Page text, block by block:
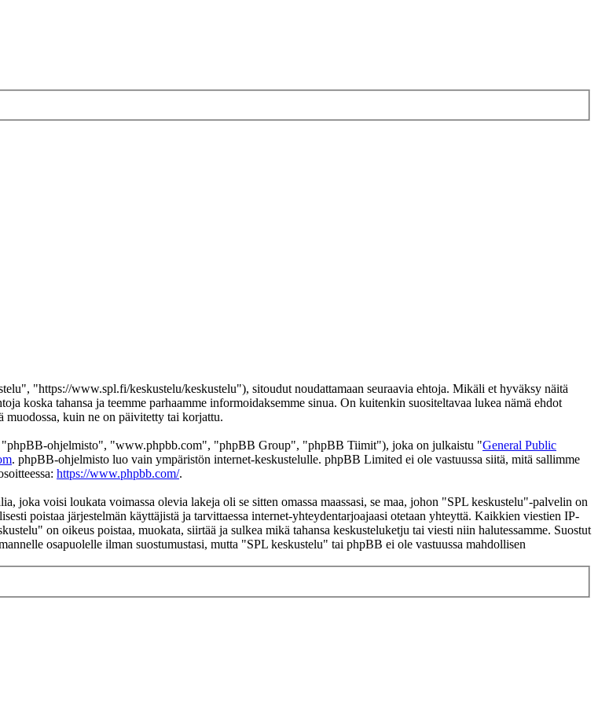
"https://www.spl.fi/keskustelu/keskustelu"), sitoudut noudattamaan seuraavia ehtoja. Mikäli et hyväksy näitä
koska tahansa ja teemme parhaamme informoidaksemme sinua. On kuitenkin suositeltavaa lukea nämä ehdot
muodossa, kuin ne on päivitetty tai korjattu.
ohjelmisto", "www.phpbb.com", "phpBB Group", "phpBB Tiimit"), joka on julkaistu "General Public
. phpBB-ohjelmisto luo vain ympäristön internet-keskustelulle. phpBB Limited ei ole vastuussa siitä, mitä sallimme
https://www.phpbb.com/.
joka voisi loukata voimassa olevia lakeja oli se sitten omassa maassasi, se maa, johon "SPL keskustelu"-palvelin on
poistaa järjestelmän käyttäjistä ja tarvittaessa internet-yhteydentarjoajaasi otetaan yhteyttä. Kaikkien viestien IP-
on oikeus poistaa, muokata, siirtää ja sulkea mikä tahansa keskusteluketju tai viesti niin halutessamme. Suostut
osapuolelle ilman suostumustasi, mutta "SPL keskustelu" tai phpBB ei ole vastuussa mahdollisen